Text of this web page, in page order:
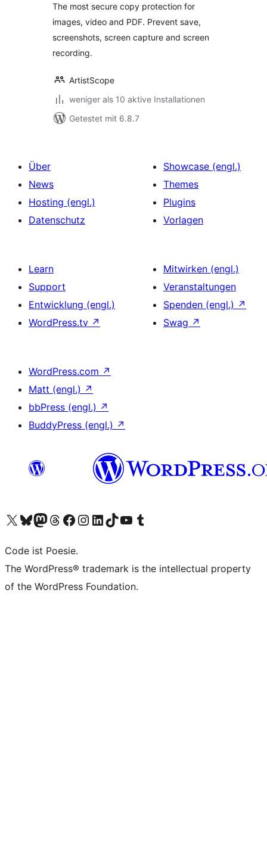
The most secure copy protection for
images, video and PDF. Prevent save,
screenshots, screen capture and screen
recording.
ArtistScope
weniger als 10 aktive Installationen
Getestet mit 6.8.7
Über
News
Hosting (engl.)
Datenschutz
Showcase (engl.)
Themes
Plugins
Vorlagen
Learn
Support
Entwicklung (engl.)
WordPress.tv ↗
Mitwirken (engl.)
Veranstaltungen
Spenden (engl.) ↗
Swag ↗
WordPress.com ↗
Matt (engl.) ↗
bbPress (engl.) ↗
BuddyPress (engl.) ↗
Unser X-Konto (früher Twitter) besuchen
Unser Bluesky-Konto besuchen
Unser Mastodon-Konto besuchen
Unser Threads-Konto besuchen
Unsere Facebook-Seite besuchen
Unser Instagram-Konto besuchen
Unser LinkedIn-Konto besuchen
Unser TikTok-Konto besuchen
Unseren YouTube-Kanal besuchen
Unser Tumblr-Konto besuchen
Code ist Poesie.
The WordPress® trademark is the intellectual property
of the WordPress Foundation.